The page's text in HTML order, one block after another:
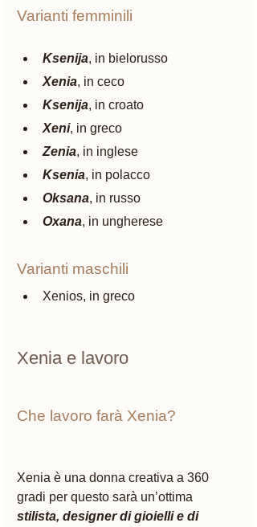
Varianti femminili
Ksenija, in bielorusso
Xenia, in ceco
Ksenija, in croato
Xeni, in greco
Zenia, in inglese
Ksenia, in polacco
Oksana, in russo
Oxana, in ungherese
Varianti maschili
Xenios, in greco
Xenia e lavoro
Che lavoro farà Xenia?
Xenia è una donna creativa a 360
gradi per questo sarà un’ottima
stilista, designer di gioielli e di